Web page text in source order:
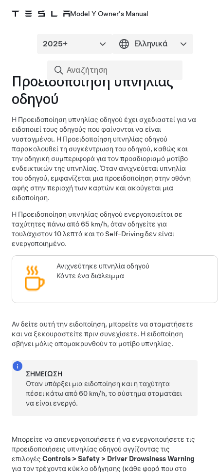
Model Y Owner's Manual
Προειδοποίηση υπνηλίας
οδηγού
Η Προειδοποίηση υπνηλίας οδηγού έχει σχεδιαστεί για να
ειδοποιεί τους οδηγούς που φαίνονται να είναι
νυσταγμένοι. Η Προειδοποίηση υπνηλίας οδηγού
παρακολουθεί τη συγκέντρωση του οδηγού, καθώς και
την οδηγική συμπεριφορά για τον προσδιορισμό μοτίβο
ενδεικτικών της υπνηλίας. Όταν ανιχνεύεται υπνηλία
του οδηγού, εμφανίζεται μια προειδοποίηση στην οθόνη
αφής στην περιοχή των καρτών και ακούγεται μια
ειδοποίηση.
Η Προειδοποίηση υπνηλίας οδηγού ενεργοποιείται σε
ταχύτητες πάνω από 65 km/h, όταν οδηγείτε για
τουλάχιστον 10 λεπτά και τοSelf-Drivingδεν είναι
ενεργοποιημένο.
Ανιχνεύτηκε υπνηλία οδηγού
Κάντε ένα διάλειμμα
Αν δείτε αυτή την ειδοποίηση, μπορείτε να σταματήσετε
και να ξεκουραστείτε πριν συνεχίσετε. Η ειδοποίηση
σβήνει μόλις απομακρυνθούν τα μοτίβο υπνηλίας.
ΣΗΜΕΊΩΣΗ
Όταν υπάρξει μια ειδοποίηση και η ταχύτητα
πέσει κάτω από 60 km/h, το σύστημα σταματάει
να είναι ενεργό.
Μπορείτε να απενεργοποιήσετε ή να ενεργοποιήσετε τις
προειδοποιήσεις υπνηλίας οδηγού αγγίζοντας τις
επιλογές Controls > Safety > Driver Drowsiness Warning
για τον τρέχοντα κύκλο οδήγησης (κάθε φορά που στο